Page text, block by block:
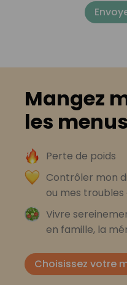
Mangez
les
Perte de poids
Contrôler mon
ou mes troubles
Vivre
en famille, la
Choisissez votre